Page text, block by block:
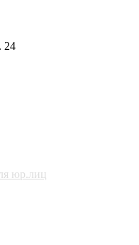
24
юр.лиц